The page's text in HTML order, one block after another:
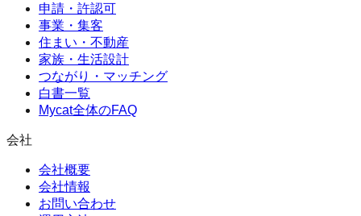
申請・許認可
事業・集客
住まい・不動産
家族・生活設計
つながり・マッチング
白書一覧
Mycat全体のFAQ
会社
会社概要
会社情報
お問い合わせ